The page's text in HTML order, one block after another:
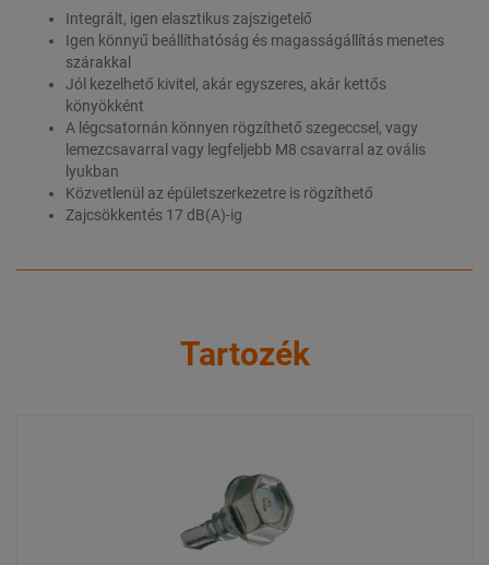
Integrált, igen elasztikus zajszigetelő
Igen könnyű beállíthatóság és magasságállítás menetes
szárakkal
Jól kezelhető kivitel, akár egyszeres, akár kettős
könyökként
A légcsatornán könnyen rögzíthető szegeccsel, vagy
lemezcsavarral vagy legfeljebb M8 csavarral az ovális
lyukban
Közvetlenül az épületszerkezetre is rögzíthető
Zajcsökkentés 17 dB(A)-ig
Tartozék